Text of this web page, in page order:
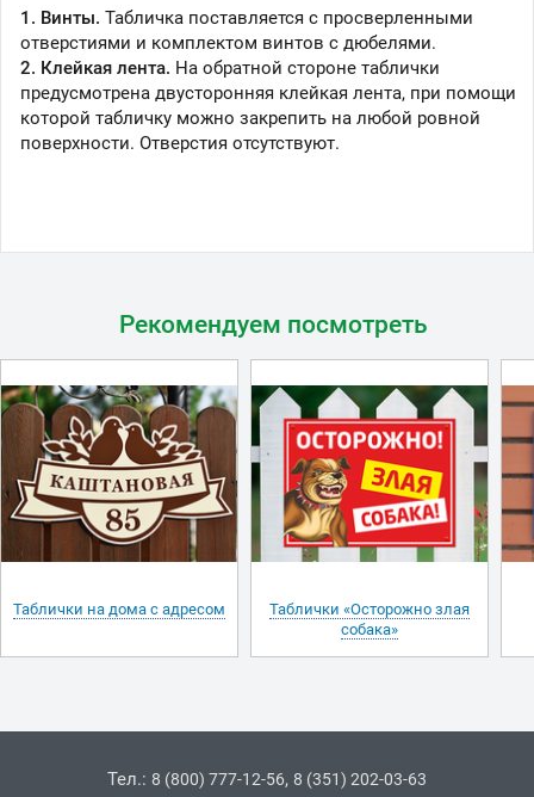
1. Винты. Табличка поставляется с просверленными
отверстиями и комплектом винтов с дюбелями.
2. Клейкая лента. На обратной стороне таблички
предусмотрена двусторонняя клейкая лента, при помощи
которой табличку можно закрепить на любой ровной
поверхности. Отверстия отсутствуют.
Рекомендуем посмотреть
Таблички на дома с адресом
Таблички «Осторожно злая
собака»
Тел.: 8 (800) 777-12-56, 8 (351) 202-03-63